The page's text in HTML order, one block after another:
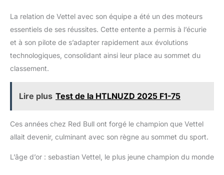
La relation de Vettel avec son équipe a été un des moteurs
essentiels de ses réussites. Cette entente a permis à l’écurie
et à son pilote de s’adapter rapidement aux évolutions
technologiques, consolidant ainsi leur place au sommet du
classement.
Lire plus Test de la HTLNUZD 2025 F1-75
Ces années chez Red Bull ont forgé le champion que Vettel
allait devenir, culminant avec son règne au sommet du sport.
L’âge d’or : sebastian Vettel, le plus jeune champion du monde